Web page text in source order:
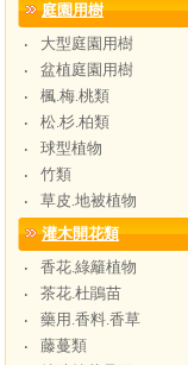
庭園用樹
‧
大型庭園用樹
‧
盆植庭園用樹
‧
楓.梅.桃類
‧
松.杉.柏類
‧
球型植物
‧
竹類
‧
草皮.地被植物
灌木開花類
‧
香花.綠籬植物
‧
茶花.杜鵑苗
‧
藥用.香料.香草
‧
藤蔓類